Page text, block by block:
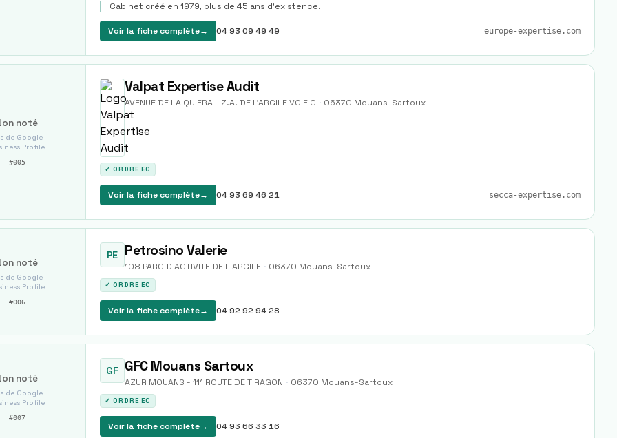
Cabinet créé en 1979, plus de 45 ans d'existence.
Voir la fiche complète→ 04 93 09 49 49 europe-expertise.com
noté
de Google
Profile
#005
Valpat Expertise Audit
AVENUE DE LA QUIERA - Z.A. DE L'ARGILE VOIE C · 06370 Mouans-Sartoux
✓ ORDRE EC
Voir la fiche complète→ 04 93 69 46 21 secca-expertise.com
noté
de Google
Profile
#006
PE Petrosino Valerie
108 PARC D ACTIVITE DE L ARGILE · 06370 Mouans-Sartoux
✓ ORDRE EC
Voir la fiche complète→ 04 92 92 94 28
noté
de Google
Profile
#007
GF GFC Mouans Sartoux
AZUR MOUANS - 111 ROUTE DE TIRAGON · 06370 Mouans-Sartoux
✓ ORDRE EC
Voir la fiche complète→ 04 93 66 33 16